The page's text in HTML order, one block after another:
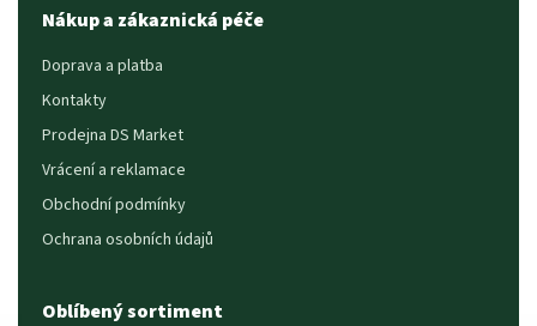
Nákup a zákaznická péče
Doprava a platba
Kontakty
Prodejna DS Market
Vrácení a reklamace
Obchodní podmínky
Ochrana osobních údajů
Oblíbený sortiment